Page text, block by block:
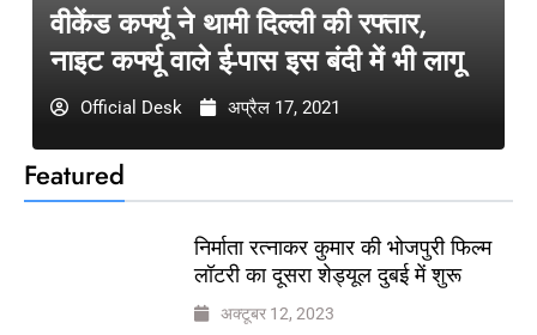
Featured
निर्माता रत्नाकर कुमार की भोजपुरी फिल्म
लॉटरी का दूसरा शेड्यूल दुबई में शुरू
अक्टूबर 12, 2023
वीकेंड कर्फ्यू ने थामी दिल्ली की रफ्तार,
नाइट कर्फ्यू वाले ई-पास इस बंदी में भी लागू
Official Desk अप्रैल 17, 2021